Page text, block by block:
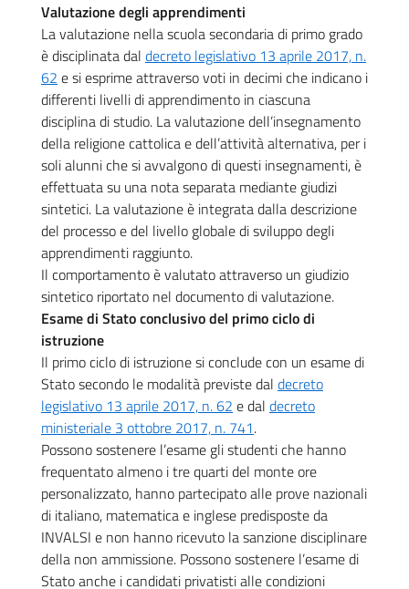
Valutazione degli apprendimenti
La valutazione nella scuola secondaria di primo grado
è disciplinata dal decreto legislativo 13 aprile 2017, n.
62 e si esprime attraverso voti in decimi che indicano i
differenti livelli di apprendimento in ciascuna
disciplina di studio. La valutazione dell’insegnamento
della religione cattolica e dell’attività alternativa, per i
soli alunni che si avvalgono di questi insegnamenti, è
effettuata su una nota separata mediante giudizi
sintetici. La valutazione è integrata dalla descrizione
del processo e del livello globale di sviluppo degli
apprendimenti raggiunto.
Il comportamento è valutato attraverso un giudizio
sintetico riportato nel documento di valutazione.
Esame di Stato conclusivo del primo ciclo di
istruzione
Il primo ciclo di istruzione si conclude con un esame di
Stato secondo le modalità previste dal decreto
legislativo 13 aprile 2017, n. 62 e dal decreto
ministeriale 3 ottobre 2017, n. 741.
Possono sostenere l’esame gli studenti che hanno
frequentato almeno i tre quarti del monte ore
personalizzato, hanno partecipato alle prove nazionali
di italiano, matematica e inglese predisposte da
INVALSI e non hanno ricevuto la sanzione disciplinare
della non ammissione. Possono sostenere l’esame di
Stato anche i candidati privatisti alle condizioni